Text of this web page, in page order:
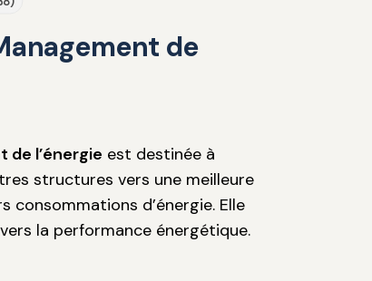
de
de l’énergie est destinée à
structures vers une meilleure
d’énergie. Elle
la performance énergétique.